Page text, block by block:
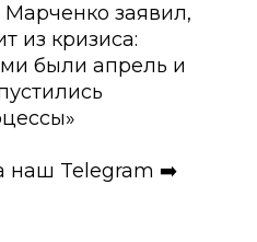
заявил,
из кризиса:
были апрель и
наш Telegram ➡️